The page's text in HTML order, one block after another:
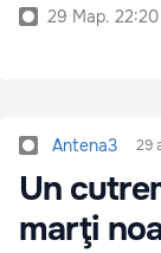
29 Мар. 22:20
Antena3 29
Un
marţi